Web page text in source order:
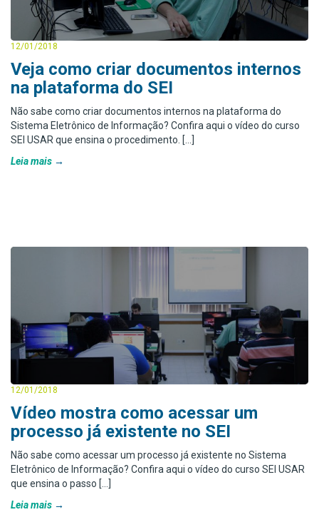
12/01/2018
Veja como criar documentos internos
na plataforma do SEI
Não sabe como criar documentos internos na plataforma do
Sistema Eletrônico de Informação? Confira aqui o vídeo do curso
SEI USAR que ensina o procedimento. […]
Leia mais
12/01/2018
Vídeo mostra como acessar um
processo já existente no SEI
Não sabe como acessar um processo já existente no Sistema
Eletrônico de Informação? Confira aqui o vídeo do curso SEI USAR
que ensina o passo […]
Leia mais